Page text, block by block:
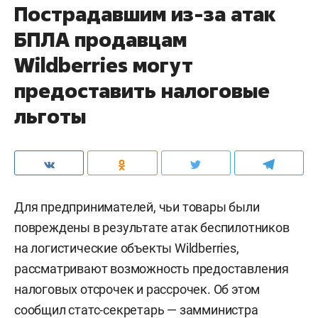
Пострадавшим из-за атак
БПЛА продавцам
Wildberries могут
предоставить налоговые
льготы
Для предпринимателей, чьи товары были
повреждены в результате атак беспилотников
на логистические объекты Wildberries,
рассматривают возможность предоставления
налоговых отсрочек и рассрочек. Об этом
сообщил статс-секретарь — замминистра